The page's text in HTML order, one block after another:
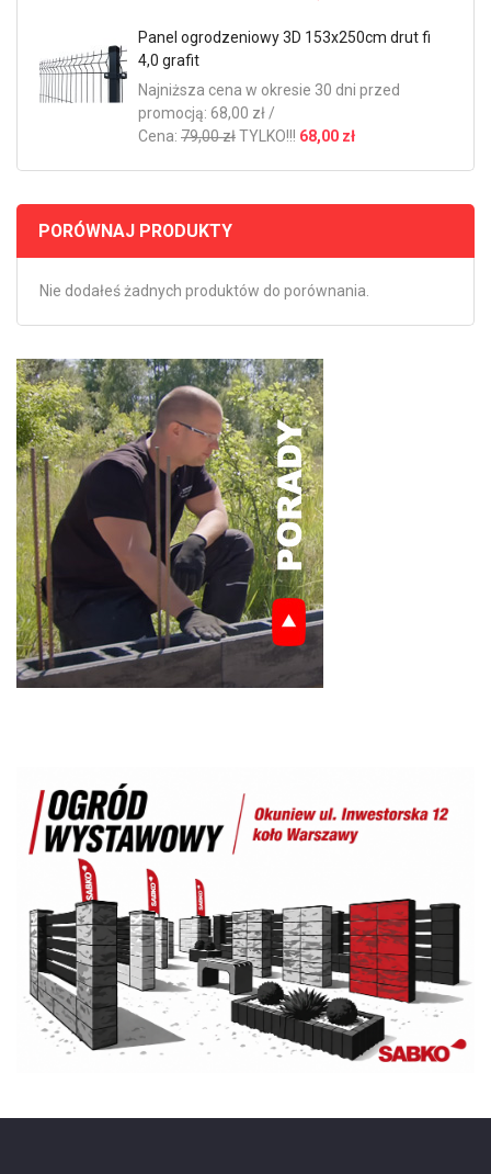
Panel ogrodzeniowy 3D 153x250cm drut fi
4,0 grafit
Najniższa cena w okresie 30 dni przed
promocją: 68,00 zł /
Cena: 79,00 złTYLKO!!! 68,00 zł
PORÓWNAJ PRODUKTY
Nie dodałeś żadnych produktów do porównania.